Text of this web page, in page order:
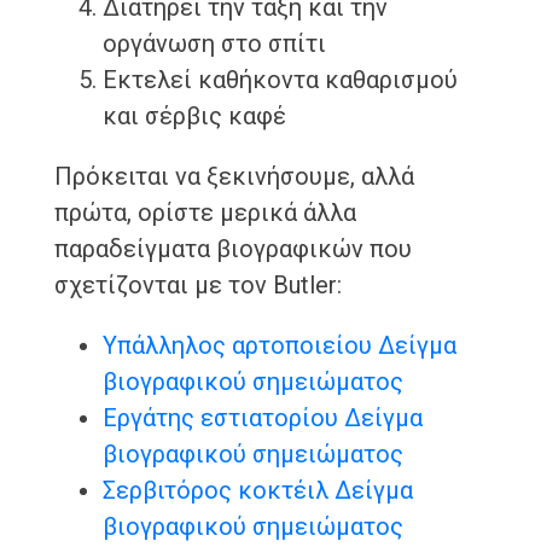
Διατηρεί την τάξη και την
οργάνωση στο σπίτι
Εκτελεί καθήκοντα καθαρισμού
και σέρβις καφέ
Πρόκειται να ξεκινήσουμε, αλλά
πρώτα, ορίστε μερικά άλλα
παραδείγματα βιογραφικών που
σχετίζονται με τον Butler:
Υπάλληλος αρτοποιείου Δείγμα
βιογραφικού σημειώματος
Εργάτης εστιατορίου Δείγμα
βιογραφικού σημειώματος
Σερβιτόρος κοκτέιλ Δείγμα
βιογραφικού σημειώματος